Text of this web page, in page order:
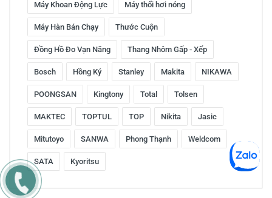
Máy Khoan Động Lực Máy thổi hơi nóng
Máy Hàn Bán Chạy Thước Cuộn
Đồng Hồ Đo Vạn Năng Thang Nhôm Gấp - Xếp
Bosch Hồng Ký Stanley Makita NIKAWA
POONGSAN Kingtony Total Tolsen
MAKTEC TOPTUL TOP Nikita Jasic
Mitutoyo SANWA Phong Thạnh Weldcom
SATA Kyoritsu